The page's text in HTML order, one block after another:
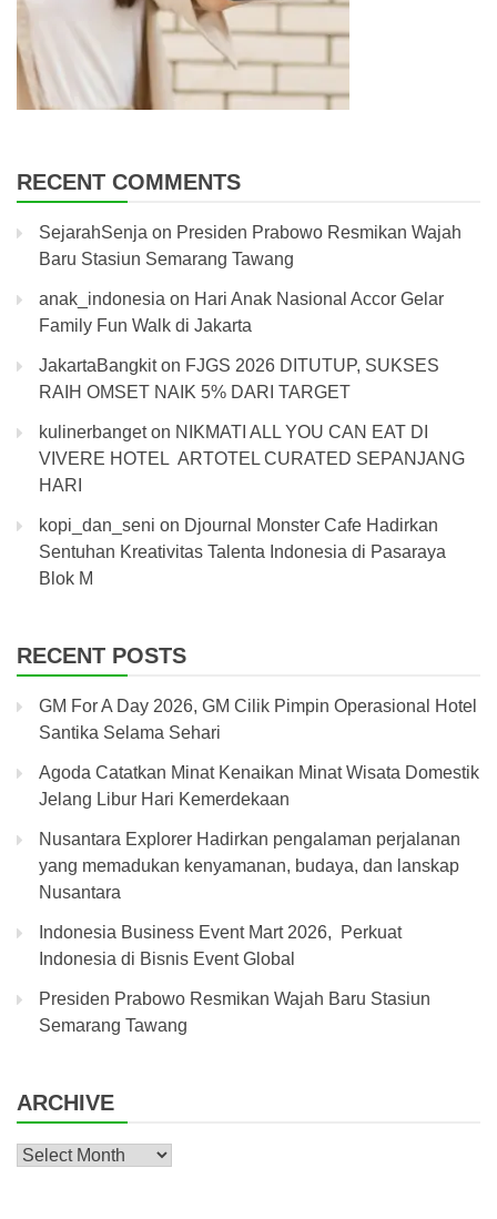
RECENT COMMENTS
SejarahSenja on Presiden Prabowo Resmikan Wajah
Baru Stasiun Semarang Tawang
anak_indonesia on Hari Anak Nasional Accor Gelar
Family Fun Walk di Jakarta
JakartaBangkiton FJGS 2026 DITUTUP, SUKSES
RAIH OMSET NAIK 5% DARI TARGET
kulinerbangeton NIKMATI ALL YOU CAN EAT DI
VIVERE HOTEL ARTOTEL CURATED SEPANJANG
HARI
kopi_dan_seni on Djournal Monster Cafe Hadirkan
Sentuhan Kreativitas Talenta Indonesia di Pasaraya
Blok M
RECENT POSTS
GM For A Day 2026, GM Cilik Pimpin Operasional Hotel
Santika Selama Sehari
Agoda Catatkan Minat Kenaikan Minat Wisata Domestik
Jelang Libur Hari Kemerdekaan
Nusantara Explorer Hadirkan pengalaman perjalanan
yang memadukan kenyamanan, budaya, dan lanskap
Nusantara
Indonesia Business Event Mart 2026, Perkuat
Indonesia di Bisnis Event Global
Presiden Prabowo Resmikan Wajah Baru Stasiun
Semarang Tawang
ARCHIVE
Archive